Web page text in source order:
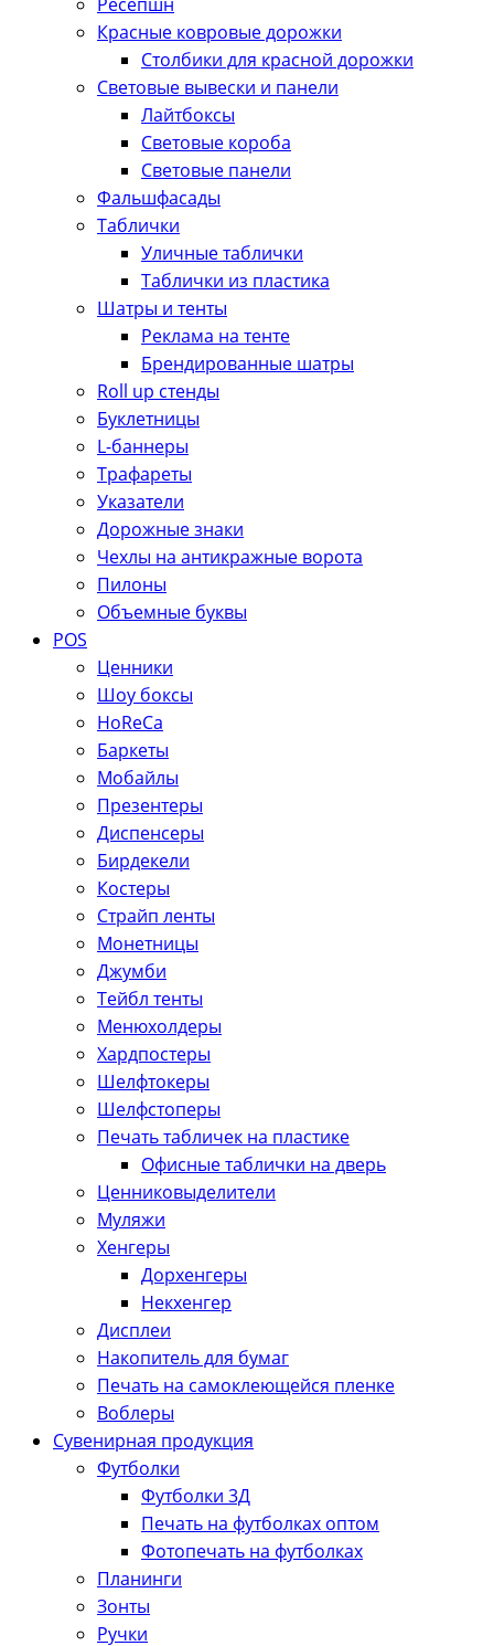
Красные ковровые дорожки
Столбики для красной дорожки
Световые вывески и панели
Лайтбоксы
Световые короба
Световые панели
Фальшфасады
Таблички
Уличные таблички
Таблички из пластика
Шатры и тенты
Реклама на тенте
Брендированные шатры
Roll up стенды
Буклетницы
L-баннеры
Трафареты
Указатели
Дорожные знаки
Чехлы на антикражные ворота
Пилоны
Объемные буквы
POS
Ценники
Шоу боксы
HoReCa
Баркеты
Мобайлы
Презентеры
Диспенсеры
Бирдекели
Костеры
Страйп ленты
Монетницы
Джумби
Тейбл тенты
Менюхолдеры
Хардпостеры
Шелфтокеры
Шелфстоперы
Печать табличек на пластике
Офисные таблички на дверь
Ценниковыделители
Муляжи
Хенгеры
Дорхенгеры
Некхенгер
Дисплеи
Накопитель для бумаг
Печать на самоклеющейся пленке
Воблеры
Сувенирная продукция
Футболки
Футболки 3Д
Печать на футболках оптом
Фотопечать на футболках
Планинги
Зонты
Ручки